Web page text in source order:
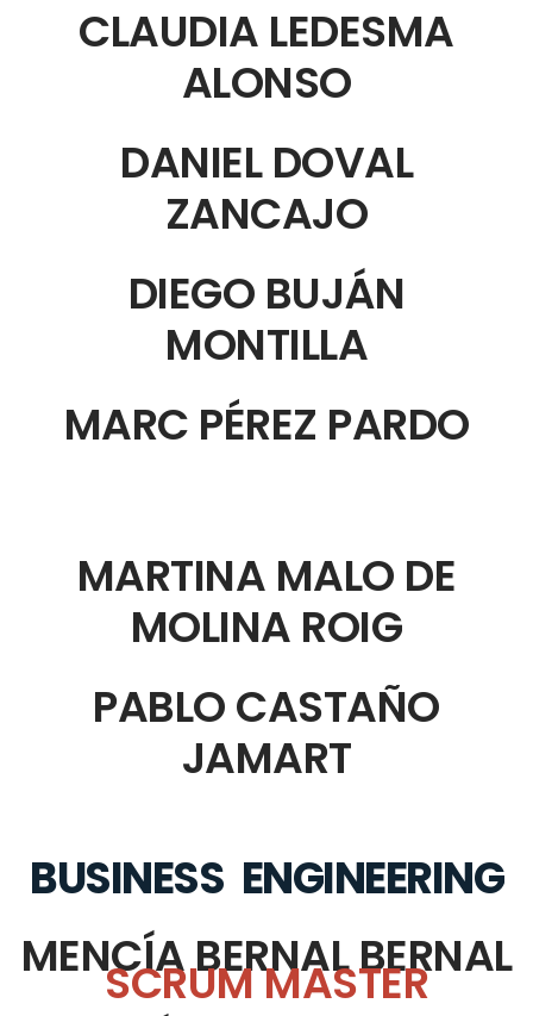
CLAUDIA LEDESMA
ALONSO
DANIEL DOVAL
ZANCAJO
DIEGO BUJÁN
MONTILLA
MARC PÉREZ PARDO
MARTINA MALO DE
MOLINA ROIG
PABLO CASTAÑO
JAMART
BUSINESS ENGINEERING
MENCÍA BERNAL BERNAL
SCRUM MASTER